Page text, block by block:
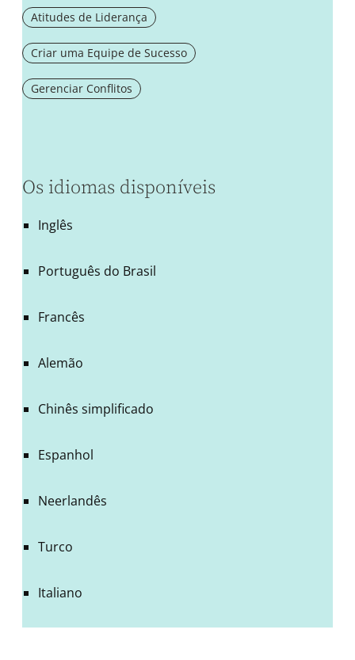
Atitudes de Liderança
Criar uma Equipe de Sucesso
Gerenciar Conflitos
Os idiomas disponíveis
Inglês
Português do Brasil
Francês
Alemão
Chinês simplificado
Espanhol
Neerlandês
Turco
Italiano